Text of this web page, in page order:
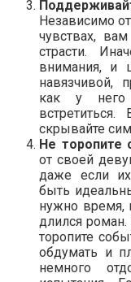
Независимо
чувствах,
страсти.
внимания, и
навязчивой,
как у него
скрывайте
Не торопите
от своей
даже если
быть
нужно время,
длился роман.
торопите
обдумать и
немного